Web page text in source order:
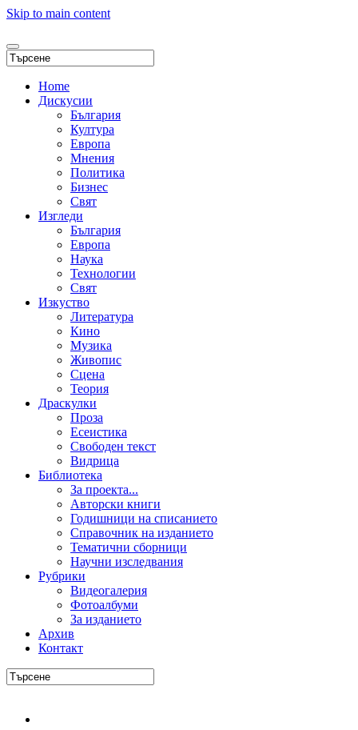
Skip to main content
Home
Дискусии
България
Култура
Европа
Мнения
Политика
Бизнес
Свят
Изгледи
България
Европа
Наука
Технологии
Свят
Изкуство
Литература
Кино
Музика
Живопис
Сцена
Теория
Драскулки
Проза
Есеистика
Свободен текст
Видрица
Библиотека
За проекта...
Авторски книги
Годишници на списанието
Справочник на изданието
Тематични сборници
Научни изследвания
Рубрики
Видеогалерия
Фотоалбуми
За изданието
Архив
Контакт